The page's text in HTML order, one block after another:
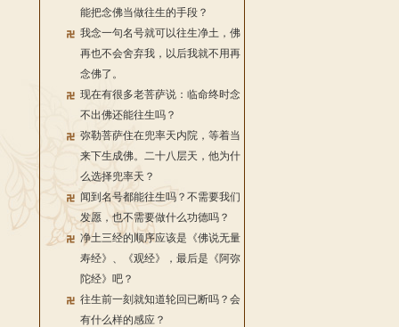
能把念佛当做往生的手段？
我念一句名号就可以往生净土，佛
再也不会舍弃我，以后我就不用再
念佛了。
现在有很多老菩萨说：临命终时念
不出佛还能往生吗？
弥勒菩萨住在兜率天内院，等着当
来下生成佛。二十八层天，他为什
么选择兜率天？
闻到名号都能往生吗？不需要我们
发愿，也不需要做什么功德吗？
净土三经的顺序应该是《佛说无量
寿经》、《观经》，最后是《阿弥
陀经》吧？
往生前一刻就知道轮回已断吗？会
有什么样的感应？